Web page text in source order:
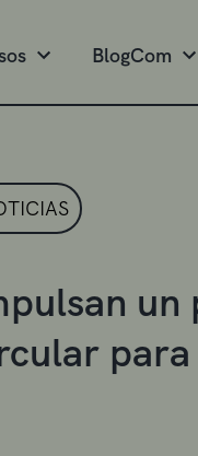
BlogCom
para